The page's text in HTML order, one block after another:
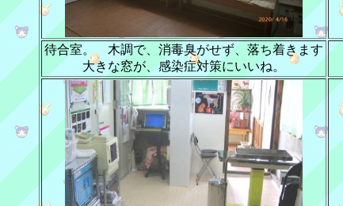
待合室。 木調で、消毒臭がせず、落ち着きます
大きな窓が、感染症対策にいいね。